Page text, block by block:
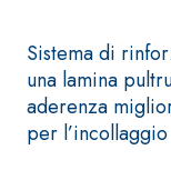
Sistema di
una lamina
aderenza
per l’incollaggio
Sistema
AQUAZ
IP
–
TI
AQUAZIP